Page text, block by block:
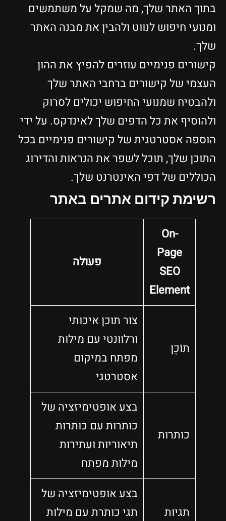
בתוך האתר שלך, מה שמקל על משתמשים
ומנועי חיפוש לנווט ולהבין את מבנה האתר
שלך.
קישורים פנימיים עוזרים להפיץ את ההון
העצמי של קישורים ברחבי האתר שלך
ולהבטיח שמנועי החיפוש יכולים לסרוק
ולהוסיף את כל הדפים שלך לאינדקס. על ידי
הוספה אסטרטגית של קישורים פנימיים בכל
התוכן שלך, תוכל לשפר את הנראות והדירוג
הכוללים של דפי האינטרנט שלך.
רשימת קידום אתרים באתר
On-
Page
SEO
Element
פעולה
תוֹכֶן
צור תוכן איכותי
ורלוונטי עם מילות
מפתח במיקום
אסטרטגי
כותרות
בצע אופטימיזציה של
כותרות עם כותרות
תיאוריות ועתירות
מילות מפתח
תגיות
בצע אופטימיזציה של
תגי כותרת עם מילות